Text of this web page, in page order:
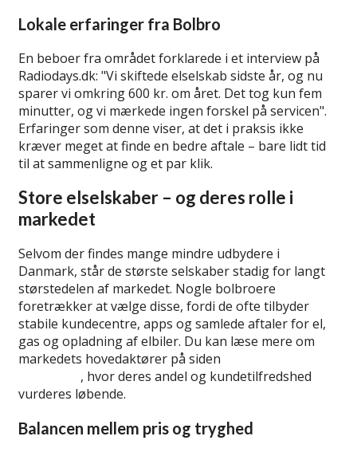
Lokale erfaringer fra Bolbro
En beboer fra området forklarede i et interview på
Radiodays.dk: Vi skiftede elselskab sidste år, og nu
sparer vi omkring 600 kr. om året. Det tog kun fem
minutter, og vi mærkede ingen forskel på servicen .
Erfaringer som denne viser, at det i praksis ikke
kræver meget at finde en bedre aftale – bare lidt tid
til at sammenligne og et par klik.
Store elselskaber – og deres rolle i
markedet
Selvom der findes mange mindre udbydere i
Danmark, står de største selskaber stadig for langt
størstedelen af markedet. Nogle bolbroere
foretrækker at vælge disse, fordi de ofte tilbyder
stabile kundecentre, apps og samlede aftaler for el,
gas og opladning af elbiler. Du kan læse mere om
markedets hovedaktører på siden
, hvor deres andel og kundetilfredshed
vurderes løbende.
Balancen mellem pris og tryghed